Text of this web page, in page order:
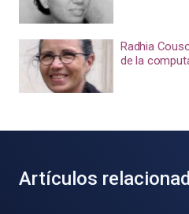
Radhia
de la
Artículos